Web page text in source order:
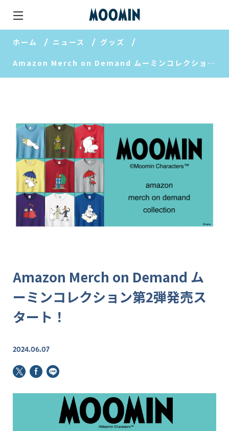
ホーム ニュース グッズ
Amazon Merch on Demand ムーミンコレクション第2弾発売スタート！
Amazon Merch on Demand ム
ーミンコレクション第2弾発売ス
タート！
2024.06.07